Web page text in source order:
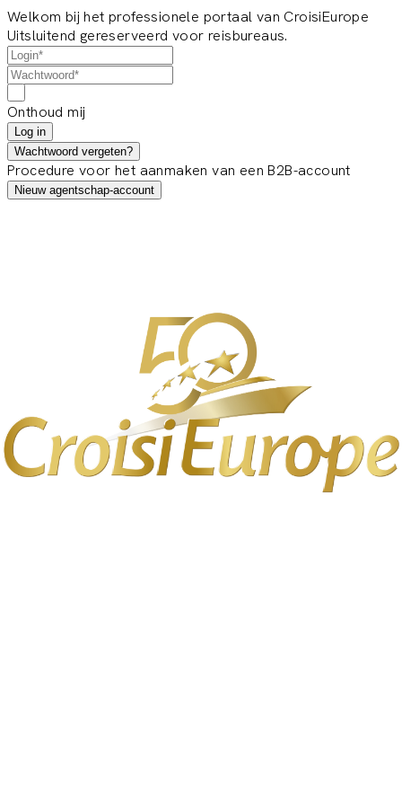
Welkom bij het professionele portaal van CroisiEurope
Uitsluitend gereserveerd voor reisbureaus.
Onthoud mij
Log in
Wachtwoord vergeten?
Procedure voor het aanmaken van een B2B-account
Nieuw agentschap-account